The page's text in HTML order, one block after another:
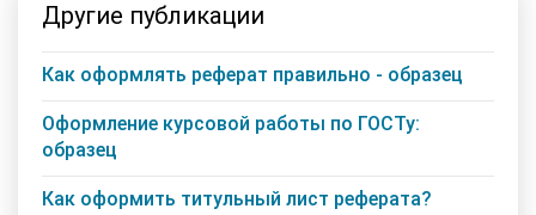
Другие публикации
Как оформлять реферат правильно - образец
Оформление курсовой работы по ГОСТу:
образец
Как оформить титульный лист реферата?